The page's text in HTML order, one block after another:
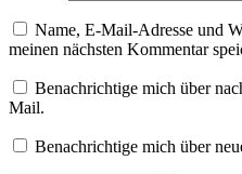
Name, E-Mail-Adresse und
meinen nächsten Kommentar
Benachrichtige mich über
Mail.
Benachrichtige mich über